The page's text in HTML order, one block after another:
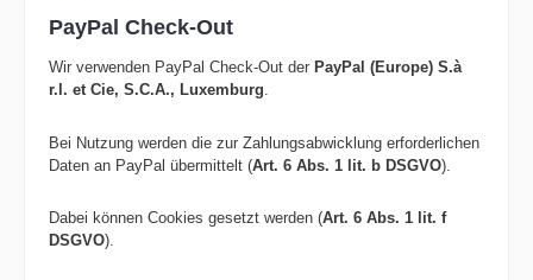
PayPal Check-Out
Wir verwenden PayPal Check-Out der PayPal (Europe) S.à
r.l. et Cie, S.C.A., Luxemburg
Bei Nutzung werden die zur Zahlungsabwicklung erforderlichen
Daten an PayPal übermittelt (Art. 6 Abs. 1 lit. b DSGVO).
Dabei können Cookies gesetzt werden (Art. 6 Abs. 1 lit. f
DSGVO).